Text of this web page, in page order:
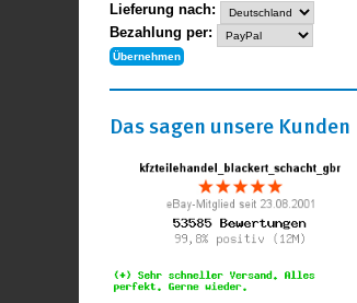
Lieferung nach:
Bezahlung per:
Das sagen unsere Kunden